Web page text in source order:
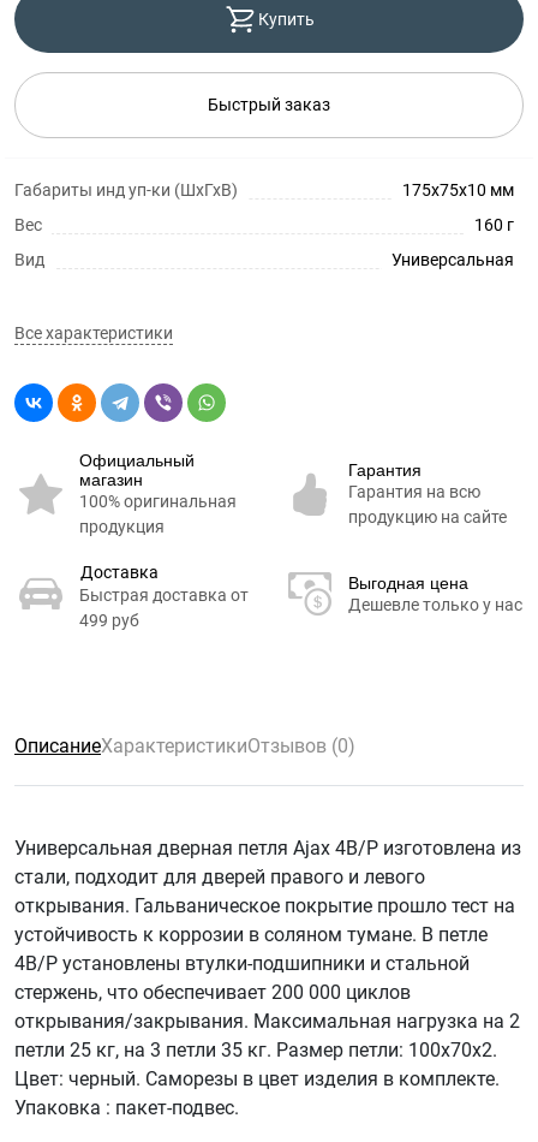
Купить
Быстрый заказ
Габариты инд уп-ки (ШхГхВ)
175x75x10 мм
Вес
160 г
Вид
Универсальная
Все характеристики
Официальный
магазин
100% оригинальная
продукция
Гарантия
Гарантия на всю
продукцию на сайте
Доставка
Быстрая доставка от
499 руб
Выгодная цена
Дешевле только у нас
ОписаниеХарактеристикиОтзывов (0)
Универсальная дверная петля Ajax 4B/P изготовлена из
стали, подходит для дверей правого и левого
открывания. Гальваническое покрытие прошло тест на
устойчивость к коррозии в соляном тумане. В петле
4B/P установлены втулки-подшипники и стальной
стержень, что обеспечивает 200 000 циклов
открывания/закрывания. Максимальная нагрузка на 2
петли 25 кг, на 3 петли 35 кг. Размер петли: 100x70x2.
Цвет: черный. Саморезы в цвет изделия в комплекте.
Упаковка : пакет-подвес.